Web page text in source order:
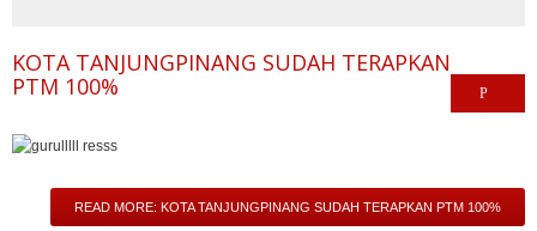
KOTA TANJUNGPINANG SUDAH TERAPKAN
PTM 100%
READ MORE: KOTA TANJUNGPINANG SUDAH TERAPKAN PTM 100%